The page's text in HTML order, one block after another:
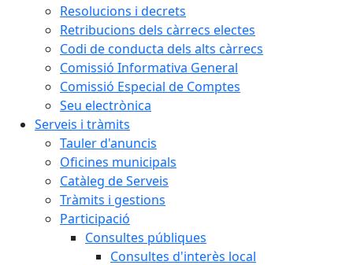
Resolucions i decrets
Retribucions dels càrrecs electes
Codi de conducta dels alts càrrecs
Comissió Informativa General
Comissió Especial de Comptes
Seu electrònica
Serveis i tràmits
Tauler d'anuncis
Oficines municipals
Catàleg de Serveis
Tràmits i gestions
Participació
Consultes públiques
Consultes d'interès local